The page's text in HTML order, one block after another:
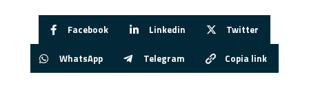
Facebook Linkedin Twitter
WhatsApp Telegram Copia link